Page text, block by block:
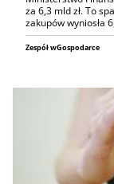
za 6,3 mld zł. To
zakupów wyniosła
Zespół wGospodarce